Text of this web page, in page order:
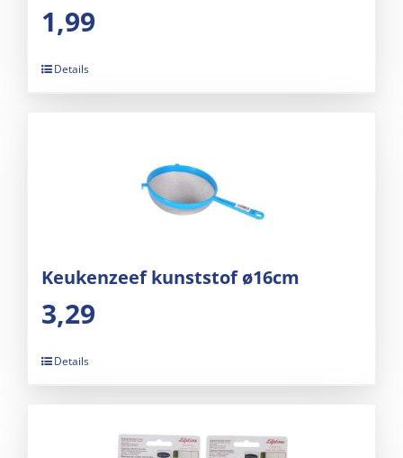
1,99
Details
Keukenzeef kunststof ø16cm
3,29
Details